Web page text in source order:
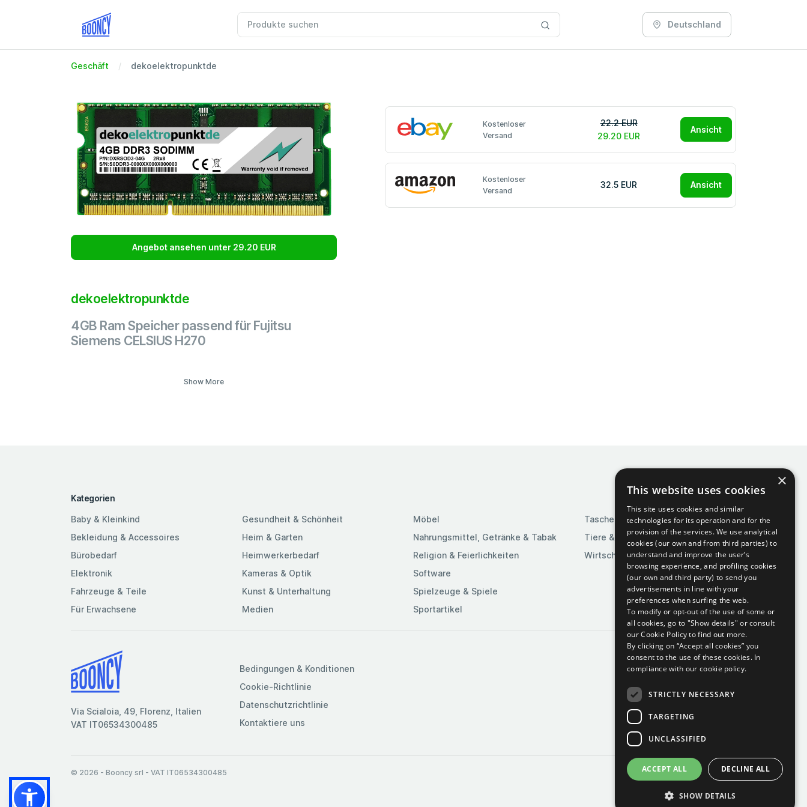
Deutschland
Geschäft dekoelektropunktde
Angebot ansehen unter 29.20 EUR
dekoelektropunktde
4GB Ram Speicher passend für Fujitsu
Siemens CELSIUS H270
Show More
Kostenloser
Versand
22.2 EUR
29.20 EUR
Ansicht
Kostenloser
Versand
32.5 EUR Ansicht
Kategorien
Baby & Kleinkind
Bekleidung & Accessoires
Bürobedarf
Elektronik
Fahrzeuge & Teile
Für Erwachsene
Gesundheit & Schönheit
Heim & Garten
Heimwerkerbedarf
Kameras & Optik
Kunst & Unterhaltung
Medien
Möbel
Nahrungsmittel, Getränke & Tabak
Religion & Feierlichkeiten
Software
Spielzeuge & Spiele
Sportartikel
Taschen & Gepäck
Tiere & Tierbedarf
Wirtschaft & Industrie
Via Scialoia, 49, Florenz, Italien
VAT IT06534300485
Bedingungen & Konditionen
Cookie-Richtlinie
Datenschutzrichtlinie
Kontaktiere uns
© 2026 - Booncy srl - VAT IT06534300485
×
This website uses cookies
This site uses cookies and similar
technologies for its operation and for the
provision of the services. We use analytical
cookies (our own and from third parties) to
understand and improve the user’s
browsing experience, and profiling cookies
(our own and third party) to send you
advertisements in line with your
preferences when surfing the web.
To modify or opt-out of the use of some or
all cookies, go to "Show details" or consult
our Cookie Policy to find out more.
By clicking on “Accept all cookies” you
consent to the use of these cookies. In
compliance with our cookie policy.
STRICTLY NECESSARY
TARGETING
UNCLASSIFIED
ACCEPT ALL DECLINE ALL
SHOW DETAILS